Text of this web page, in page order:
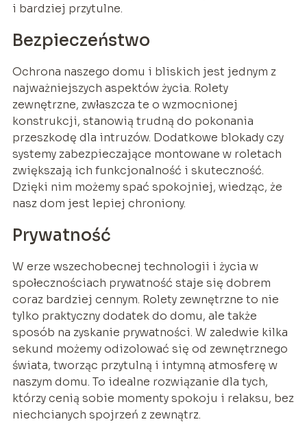
i bardziej przytulne.
Bezpieczeństwo
Ochrona naszego domu i bliskich jest jednym z
najważniejszych aspektów życia. Rolety
zewnętrzne, zwłaszcza te o wzmocnionej
konstrukcji, stanowią trudną do pokonania
przeszkodę dla intruzów. Dodatkowe blokady czy
systemy zabezpieczające montowane w roletach
zwiększają ich funkcjonalność i skuteczność.
Dzięki nim możemy spać spokojniej, wiedząc, że
nasz dom jest lepiej chroniony.
Prywatność
W erze wszechobecnej technologii i życia w
społecznościach prywatność staje się dobrem
coraz bardziej cennym. Rolety zewnętrzne to nie
tylko praktyczny dodatek do domu, ale także
sposób na zyskanie prywatności. W zaledwie kilka
sekund możemy odizolować się od zewnętrznego
świata, tworząc przytulną i intymną atmosferę w
naszym domu. To idealne rozwiązanie dla tych,
którzy cenią sobie momenty spokoju i relaksu, bez
niechcianych spojrzeń z zewnątrz.